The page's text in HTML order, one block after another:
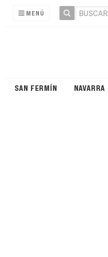
MENÚ
SAN FERMÍN NAVARRA